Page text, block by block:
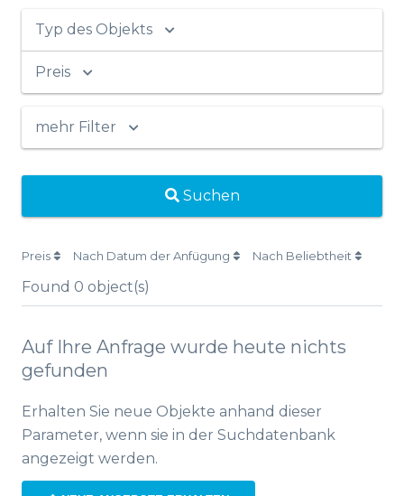
Typ des Objekts
Preis
mehr Filter
Suchen
Preis Nach Datum der Anfügung Nach Beliebtheit
Found 0 object(s)
Auf Ihre Anfrage wurde heute nichts
gefunden
Erhalten Sie neue Objekte anhand dieser
Parameter, wenn sie in der Suchdatenbank
angezeigt werden.